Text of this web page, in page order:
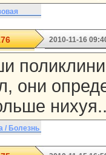
2010-11-16
они
/ Болезнь